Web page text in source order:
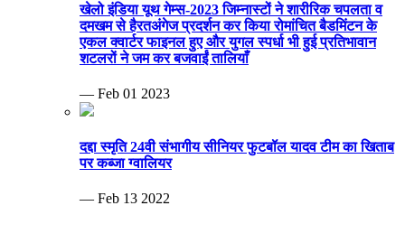
खेलो इंडिया यूथ गेम्स-2023 जिम्नास्टों ने शारीरिक चपलता व
दमखम से हैरतअंगेज प्रदर्शन कर किया रोमांचित बैडमिंटन के
एकल क्वार्टर फाइनल हुए और युगल स्पर्धा भी हुई प्रतिभावान
शटलरों ने जम कर बजवाईं तालियाँ
— Feb 01 2023
दद्दा स्मृति 24वी संभागीय सीनियर फुटबॉल यादव टीम का खिताब
पर कब्जा ग्वालियर
— Feb 13 2022